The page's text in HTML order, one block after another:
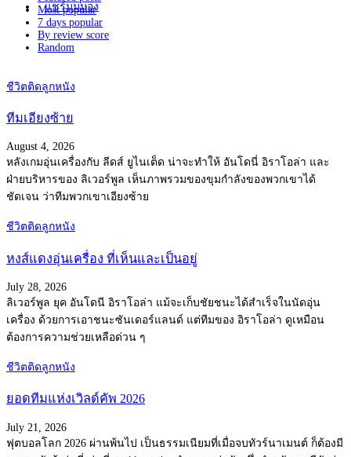
แชร์มุมมอง
Most popular
7 days popular
By review score
Random
ชีวิตติดลูกหนัง
ทีมเอียงซ้าย
August 4, 2026
หลังเกมอุ่นเครื่องกับ ลีดส์ ยูไนเต็ด น่าจะทำให้ อันโดนี่ อิราโอล่า และ
ฝ่ายบริหารของ ลิเวอร์พูล เห็นภาพรวมของขุมกำลังของพวกเขาได้
ชัดเจน ว่าทีมพวกเขาเอียงซ้าย
ชีวิตติดลูกหนัง
หงส์แดงอุ่นเครื่อง ที่เห็นและเป็นอยู่
July 28, 2026
ลิเวอร์พูล ยุค อันโดนี อิราโอล่า แม้จะเก็บชัยชนะได้สำเร็จในนัดอุ่น
เครื่อง ด้วยการเอาชนะซันเดอร์แลนด์ แต่ทีมของ อิราโอล่า ดูเหมือน
ต้องการความช่วยเหลือด่วน ๆ
ชีวิตติดลูกหนัง
ยอดทีมแห่งเวิลด์คัพ 2026
July 21, 2026
ฟุตบอลโลก 2026 ผ่านพ้นไป เป็นธรรมเนียมที่เมื่อจบทัวร์นาเมนต์ ก็ต้องมี